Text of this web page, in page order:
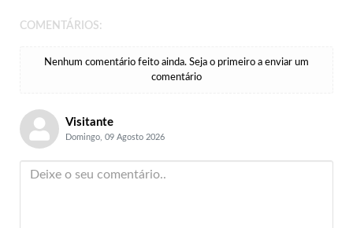
COMENTÁRIOS:
Nenhum comentário feito ainda. Seja o primeiro a enviar um
comentário
Visitante
Domingo, 09 Agosto 2026